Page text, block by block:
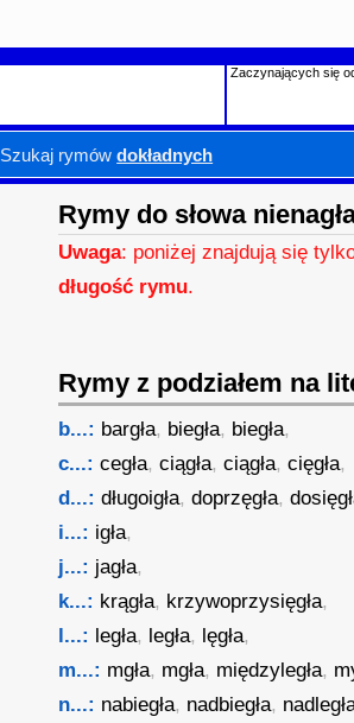
Zaczynających się
Szukaj rymówdokładnych
Rymy do słowa
Uwaga: poniżej znajdują się
długość rymu.
Rymy z podziałem na
b...: bargła, biegła, biegła,
c...: cegła,ciągła,ciągła,cięgła,
d...: długoigła,doprzęgła,
i...: igła,
j...: jagła,
k...: krągła, krzywoprzysięgła,
l...: legła, legła, lęgła,
m...: mgła, mgła, międzyległa,
n...: nabiegła, nadbiegła,